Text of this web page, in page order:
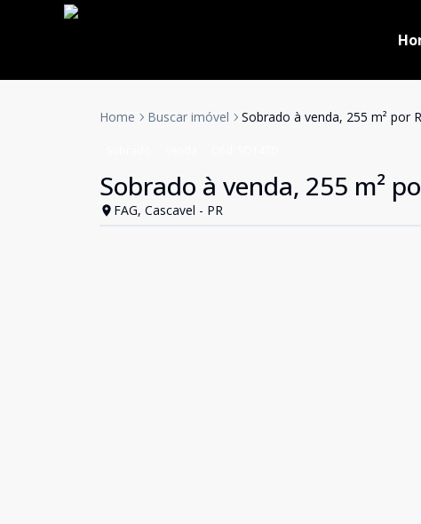
Home Buscar imóvel Sobrado à venda, 255 m² por
Sobrado à venda, 255 m²
FAG, Cascavel - PR